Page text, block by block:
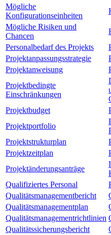
Mögliche
Konfigurationseinheiten
Mögliche Risiken und
Chancen
Personalbedarf des Projekts
Projektanpassungsstrategie
Projektanweisung
Projektbedingte
Einschränkungen
Projektbudget
Projektportfolio
Projektstrukturplan
Projektzeitplan
Projektänderungsanträge
Qualifiziertes Personal
Qualitätsmanagementbericht
Qualitätsmanagementplan
Qualitätsmanagementrichtlinien
Qualitätssicherungsbericht